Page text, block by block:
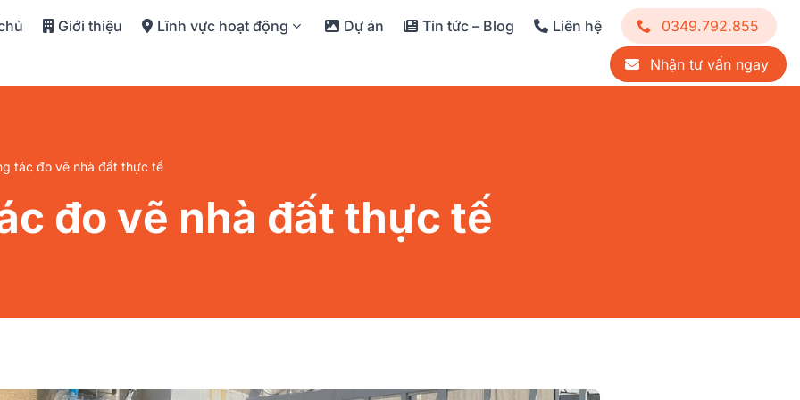
Giới thiệu Lĩnh vực hoạt động Dự án Tin tức – Blog Liên hệ 0349.792.855
Nhận tư vấn ngay
tác đo vẽ nhà đất thực tế
đo vẽ nhà đất thực tế